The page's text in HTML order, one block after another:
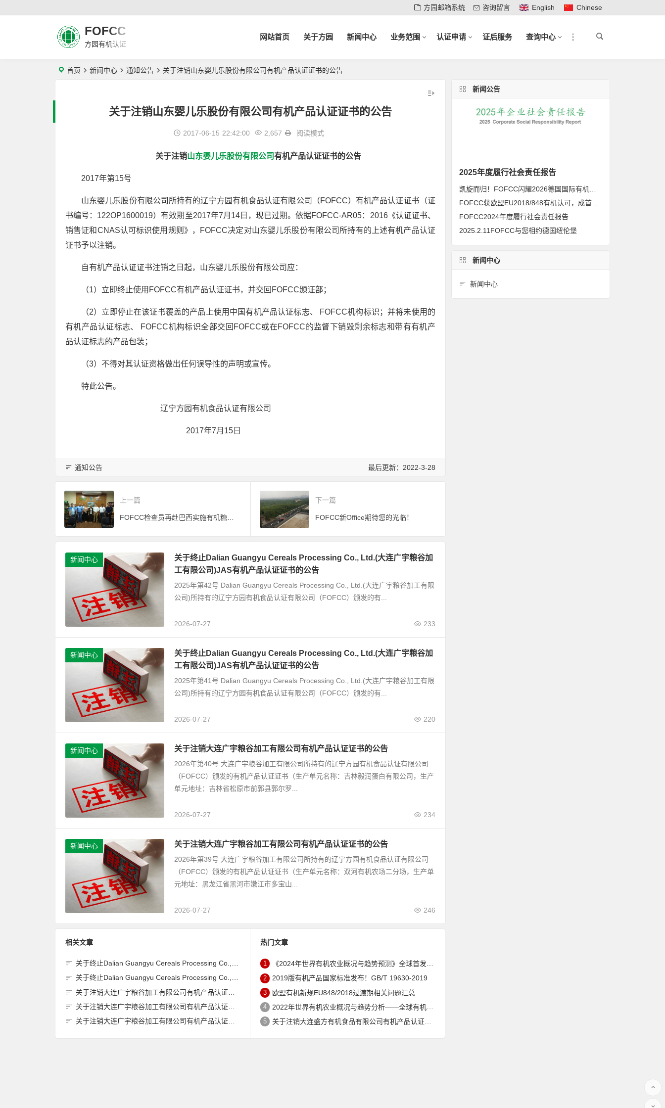
方园邮箱系统 咨询留言 English Chinese
FOFCC
方园有机认证
网站首页 关于方园 新闻中心 业务范围 认证申请 证后服务 查询中心
首页 新闻中心 通知公告 关于注销山东婴儿乐股份有限公司有机产品认证证书的公告
关于注销山东婴儿乐股份有限公司有机产品认证证书的公告
2017-06-15 22:42:00 2,657 阅读模式
关于注销山东婴儿乐股份有限公司有机产品认证证书的公告
2017年第15号
山东婴儿乐股份有限公司所持有的辽宁方园有机食品认证有限公司（FOFCC）有机产品认证证书（证
书编号：122OP1600019）有效期至2017年7月14日，现已过期。依据FOFCC-AR05：2016《认证证书、
销售证和CNAS认可标识使用规则》，FOFCC决定对山东婴儿乐股份有限公司所持有的上述有机产品认证
证书予以注销。
自有机产品认证证书注销之日起，山东婴儿乐股份有限公司应：
（1）立即终止使用FOFCC有机产品认证证书，并交回FOFCC颁证部；
（2）立即停止在该证书覆盖的产品上使用中国有机产品认证标志、 FOFCC机构标识；并将未使用的
有机产品认证标志、 FOFCC机构标识全部交回FOFCC或在FOFCC的监督下销毁剩余标志和带有有机产
品认证标志的产品包装；
（3）不得对其认证资格做出任何误导性的声明或宣传。
特此公告。
辽宁方园有机食品认证有限公司
2017年7月15日
通知公告 最后更新：2022-3-28
上一篇 下一篇
FOFCC新Office期待您的光临！
新闻中心
关于终止Dalian Guangyu Cereals Processing Co., Ltd.(大连广宇粮谷加
工有限公司)JAS有机产品认证证书的公告
2025年第42号 Dalian Guangyu Cereals Processing Co., Ltd.(大连广宇粮谷加工有限
公司)所持有的辽宁方园有机食品认证有限公司（FOFCC）颁发的有...
2026-07-27 233
新闻中心
关于终止Dalian Guangyu Cereals Processing Co., Ltd.(大连广宇粮谷加
工有限公司)JAS有机产品认证证书的公告
2025年第41号 Dalian Guangyu Cereals Processing Co., Ltd.(大连广宇粮谷加工有限
公司)所持有的辽宁方园有机食品认证有限公司（FOFCC）颁发的有...
2026-07-27 220
新闻中心 关于注销大连广宇粮谷加工有限公司有机产品认证证书的公告
2026年第40号 大连广宇粮谷加工有限公司所持有的辽宁方园有机食品认证有限公司
（FOFCC）颁发的有机产品认证证书（生产单元名称：吉林毅润蛋白有限公司，生产
单元地址：吉林省松原市前郭县郭尔罗...
2026-07-27 234
新闻中心 关于注销大连广宇粮谷加工有限公司有机产品认证证书的公告
2026年第39号 大连广宇粮谷加工有限公司所持有的辽宁方园有机食品认证有限公司
（FOFCC）颁发的有机产品认证证书（生产单元名称：双河有机农场二分场，生产单
元地址：黑龙江省黑河市嫩江市多宝山...
2026-07-27 246
相关文章
关于终止Dalian Guangyu Cereals Processing Co., Ltd.(大连广宇粮谷加工有限公司)JAS有机产品认证证书的公告
关于终止Dalian Guangyu Cereals Processing Co., Ltd.(大连广宇粮谷加工有限公司)JAS有机产品认证证书的公告
关于注销大连广宇粮谷加工有限公司有机产品认证证书的公告
关于注销大连广宇粮谷加工有限公司有机产品认证证书的公告
关于注销大连广宇粮谷加工有限公司有机产品认证证书的公告
热门文章
1 《2024年世界有机农业概况与趋势预测》全球首发 – 中国有机市场规模跻身世界第三
2 2019版有机产品国家标准发布！GB/T 19630-2019
3 欧盟有机新规EU848/2018过渡期相关问题汇总
4 2022年世界有机农业概况与趋势分析——全球有机农地现状与有机食品（含饮料）市场
5 关于注销大连盛方有机食品有限公司有机产品认证证书的公告
新闻公告
2025年度履行社会责任报告
FOFCC2024年度履行社会责任报告
2025.2.11FOFCC与您相约德国纽伦堡
新闻中心
新闻中心